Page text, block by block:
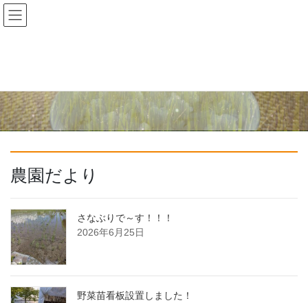
コ
ン
ス
キ
ッ
ナ
ビ
ン
に
移
Previous Next
農園だより
さなぶりで～す！！！
2026年6月25日
野菜苗看板設置しました！